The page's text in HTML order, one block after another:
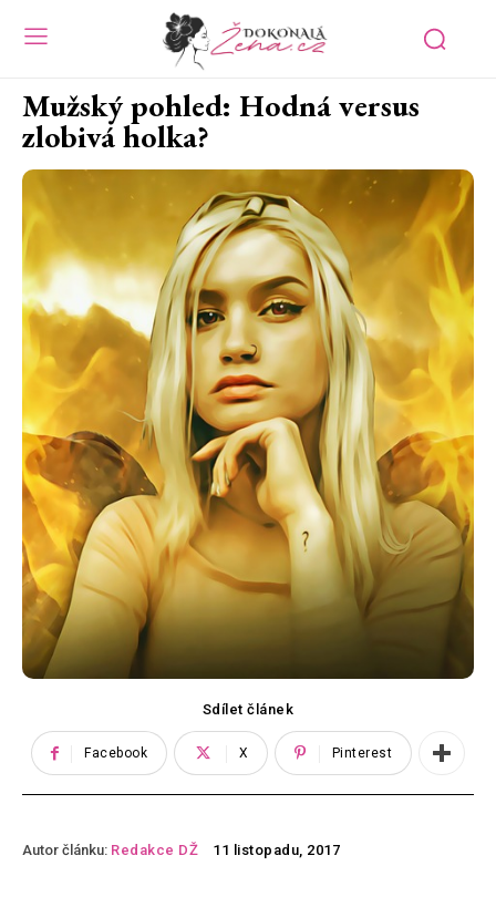
Mužský pohled: Hodná versus
zlobivá holka?
Sdílet článek
Facebook X Pinterest
Autor článku: Redakce DŽ 11 listopadu, 2017